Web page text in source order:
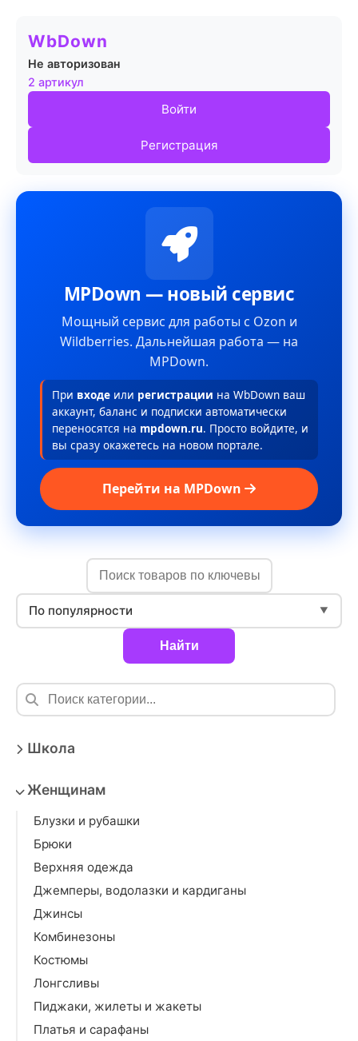
WbDown
Не авторизован
2 артикул
Войти
Регистрация
MPDown — новый сервис
Мощный сервис для работы с Ozon и
Wildberries. Дальнейшая работа — на
MPDown.
При входе или регистрации на WbDown ваш
аккаунт, баланс и подписки автоматически
переносятся на mpdown.ru. Просто войдите, и
вы сразу окажетесь на новом портале.
Перейти на MPDown
По популярности ▼
Найти
Школа
Женщинам
Блузки и рубашки
Брюки
Верхняя одежда
Джемперы, водолазки и кардиганы
Джинсы
Комбинезоны
Костюмы
Лонгсливы
Пиджаки, жилеты и жакеты
Платья и сарафаны